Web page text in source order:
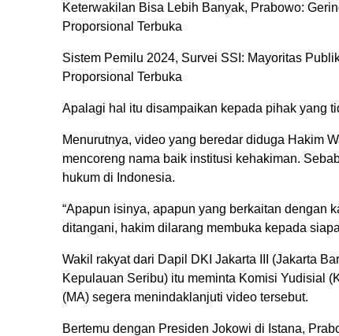
Keterwakilan Bisa Lebih Banyak, Prabowo:
Proporsional Terbuka
Sistem Pemilu 2024, Survei SSI: Mayoritas
Proporsional Terbuka
Apalagi hal itu disampaikan kepada pihak yang
Menurutnya, video yang beredar diduga Hakim
mencoreng nama baik institusi kehakiman.
hukum di Indonesia.
“Apapun isinya, apapun yang berkaitan dengan
ditangani, hakim dilarang membuka kepada
Wakil rakyat dari Dapil DKI Jakarta III (Jakarta
Kepulauan Seribu) itu meminta Komisi Yudisial
(MA) segera menindaklanjuti video tersebut.
Bertemu dengan Presiden Jokowi di Istana,